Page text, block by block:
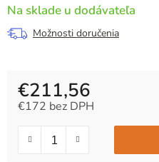
Na sklade u dodávateľa
Možnosti doručenia
€211,56
€172 bez DPH